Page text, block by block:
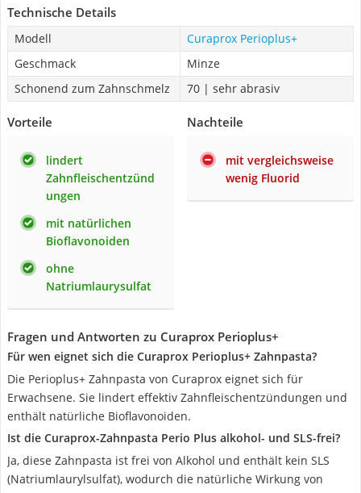
Technische Details
Modell
Curaprox Perioplus+
Geschmack
Minze
Schonend zum Zahnschmelz
70 | sehr abrasiv
Vorteile
lindert
Zahnfleischentzünd
ungen
mit natürlichen
Bioflavonoiden
ohne
Natriumlaurysulfat
Nachteile
mit vergleichsweise
wenig Fluorid
Fragen und Antworten zu Curaprox Perioplus+
Für wen eignet sich die Curaprox Perioplus+ Zahnpasta?
Die Perioplus+ Zahnpasta von Curaprox eignet sich für
Erwachsene. Sie lindert effektiv Zahnfleischentzündungen und
enthält natürliche Bioflavonoiden.
Ist die Curaprox-Zahnpasta Perio Plus alkohol- und SLS-frei?
Ja, diese Zahnpasta ist frei von Alkohol und enthält kein SLS
(Natriumlaurylsulfat), wodurch die natürliche Wirkung von